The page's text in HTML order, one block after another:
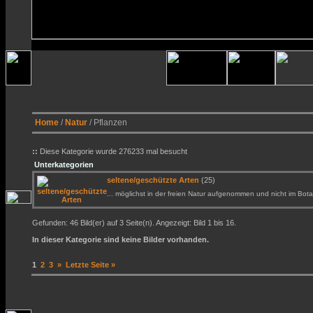
Home / Natur / Pflanzen
:: Diese Kategorie wurde 276233 mal besucht
Unterkategorien
seltene/geschützte Arten (25)
... möglichst in der freien Natur aufgenommen und nicht im
Gefunden: 46 Bild(er) auf 3 Seite(n). Angezeigt: Bild 1 bis 16.
In dieser Kategorie sind keine Bilder vorhanden.
1 2 3 » Letzte Seite »